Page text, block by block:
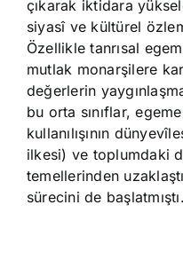
çıkarak iktidara
siyasî ve kültürel
Özellikle tanrısal
mutlak monarşilere
değerlerin
bu orta sınıflar,
kullanılışının
ilkesi) ve toplumdaki
temellerinden
sürecini de başlatmıştı.